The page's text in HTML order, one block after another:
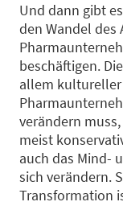
Und dann gibt
den Wandel des
beschäftigen.
allem kultureller
verändern
meist
auch das Mind-
sich verändern.
Transformation